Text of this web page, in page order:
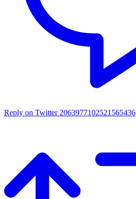
Reply on Twitter 2063977102521565436